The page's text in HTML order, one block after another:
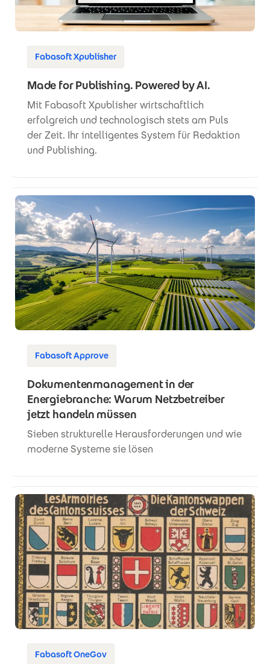
Fabasoft Xpublisher
Made for Publishing. Powered by AI.
Mit Fabasoft Xpublisher wirtschaftlich
erfolgreich und technologisch stets am Puls
der Zeit. Ihr intelligentes System für Redaktion
und Publishing.
Fabasoft Approve
Dokumentenmanagement in der
Energiebranche: Warum Netzbetreiber
jetzt handeln müssen
Sieben strukturelle Herausforderungen und wie
moderne Systeme sie lösen
Fabasoft OneGov